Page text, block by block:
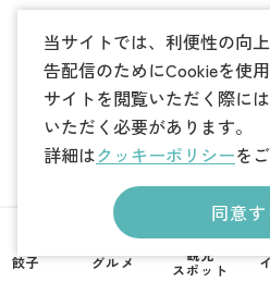
当サイトでは、利便性の向
告配信のためにCookieを使用
サイトを閲覧いただく際に
いただく必要があります。
詳細はクッキーポリシーを
同意す